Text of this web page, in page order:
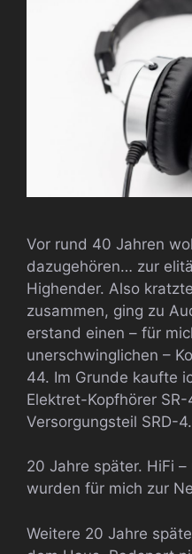
Vor rund 40 Jahren
dazugehören… zur
Highender. Also
zusammen, ging zu
erstand einen – für
unerschwinglichen –
44. Im Grunde kaufte
Elektret-Kopfhörer
Versorgungsteil SRD-4.
20 Jahre später. HiFi
wurden für mich zur
Weitere 20 Jahre